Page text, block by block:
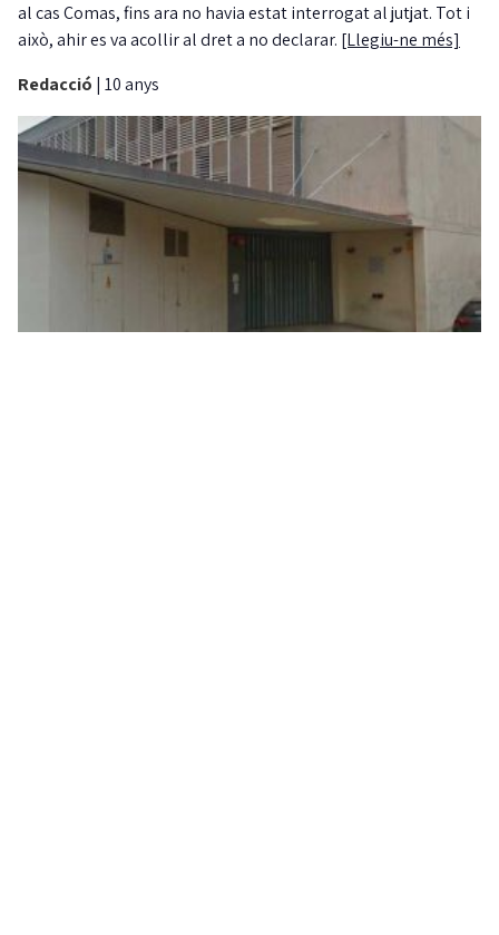
al cas Comas, fins ara no havia estat interrogat al jutjat. Tot i
això, ahir es va acollir al dret a no declarar. [Llegiu-ne més]
Redacció | 10 anys